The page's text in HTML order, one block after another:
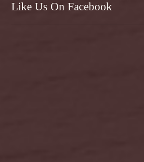
Like Us On Facebook